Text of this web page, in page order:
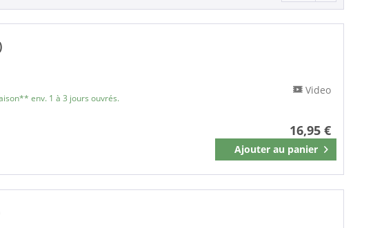
env. 1 à 3 jours ouvrés.
16,95 €
Ajouter au panier
Mémoriser
Video